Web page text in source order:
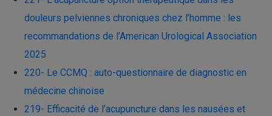
douleurs pelviennes chroniques chez l’homme : les
recommandations de l’American Urological Association
2025
220- Le CCMQ : auto-questionnaire de diagnostic en
médecine chinoise
219- Efficacité de l’acupuncture dans les nausées et